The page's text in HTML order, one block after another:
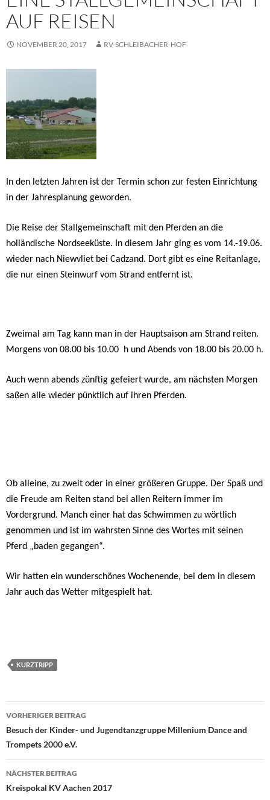
AUF REISEN
NOVEMBER 20, 2017 RV-SCHLEIBACHER-HOF
In den letzten Jahren ist der Termin schon zur festen Einrichtung
in der Jahresplanung geworden.
Die Reise der Stallgemeinschaft mit den Pferden an die
holländische Nordseeküste. In diesem Jahr ging es vom 14.-19.06.
wieder nach Niewvliet bei Cadzand. Dort gibt es eine Reitanlage,
die nur einen Steinwurf vom Strand entfernt ist.
Zweimal am Tag kann man in der Hauptsaison am Strand reiten.
Morgens von 08.00 bis 10.00
h und Abends von 18.00 bis 20.00 h.
Auch wenn abends zünftig gefeiert wurde, am nächsten Morgen
saßen alle wieder pünktlich auf ihren Pferden.
Ob alleine, zu zweit oder in einer größeren Gruppe. Der Spaß und
die Freude am Reiten stand bei allen Reitern immer im
Vordergrund. Manch einer hat das Schwimmen zu wörtlich
genommen und ist im wahrsten Sinne des Wortes mit seinen
Pferd „baden gegangen“.
Wir hatten ein wunderschönes Wochenende, bei dem in diesem
Jahr auch das Wetter mitgespielt hat.
KURZTRIPP
Beitragsnavigation
VORHERIGER BEITRAG
Besuch der Kinder- und Jugendtanzgruppe Millenium Dance and
Trompets 2000 e.V.
NÄCHSTER BEITRAG
Kreispokal KV Aachen 2017